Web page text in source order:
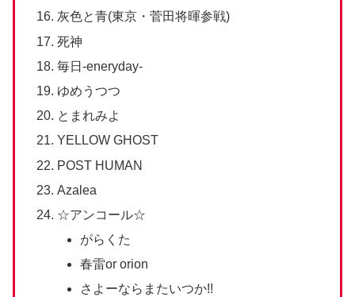
灰色と青(東京・菅田将暉参戦)
死神
毎日-eneryday-
ゆめうつつ
とまれみよ
YELLOW GHOST
POST HUMAN
Azalea
☆アンコール☆
がらくた
春雷or orion
さよーならまたいつか!!